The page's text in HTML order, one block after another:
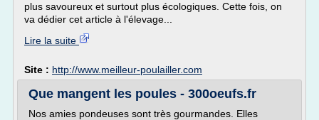
plus savoureux et surtout plus écologiques. Cette fois, on
va dédier cet article à l'élevage...
Lire la suite
Site : http://www.meilleur-poulailler.com
Que mangent les poules - 300oeufs.fr
Nos amies pondeuses sont très gourmandes. Elles